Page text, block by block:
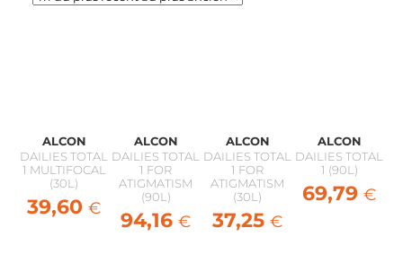
ALCON
DAILIES TOTAL
1 MULTIFOCAL
(30L)
39,60 €
ALCON
DAILIES TOTAL
1 FOR
ATIGMATISM
(90L)
94,16 €
ALCON
DAILIES TOTAL
1 FOR
ATIGMATISM
(30L)
37,25 €
ALCON
DAILIES TOTAL
1 (90L)
69,79 €